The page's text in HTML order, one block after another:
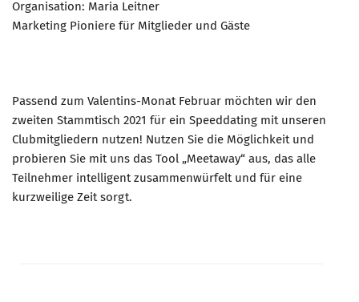
Organisation: Maria Leitner
Marketing Pioniere für Mitglieder und Gäste
Passend zum Valentins-Monat Februar möchten wir den
zweiten Stammtisch 2021 für ein Speeddating mit unseren
Clubmitgliedern nutzen! Nutzen Sie die Möglichkeit und
probieren Sie mit uns das Tool „Meetaway“ aus, das alle
Teilnehmer intelligent zusammenwürfelt und für eine
kurzweilige Zeit sorgt.